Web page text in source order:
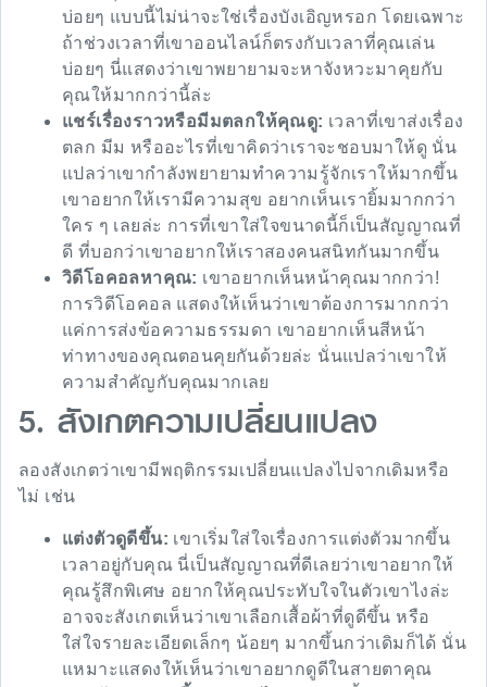
บ่อยๆ แบบนี้ไม่น่าจะใช่เรื่องบังเอิญหรอก โดยเฉพาะ
ถ้าช่วงเวลาที่เขาออนไลน์ก็ตรงกับเวลาที่คุณเล่น
บ่อยๆ นี่แสดงว่าเขาพยายามจะหาจังหวะมาคุยกับ
คุณให้มากกว่านี้ล่ะ
แชร์เรื่องราวหรือมีมตลกให้คุณดู: เวลาที่เขาส่งเรื่อง
ตลก มีม หรืออะไรที่เขาคิดว่าเราจะชอบมาให้ดู นั่น
แปลว่าเขากำลังพยายามทำความรู้จักเราให้มากขึ้น
เขาอยากให้เรามีความสุข อยากเห็นเรายิ้มมากกว่า
ใคร ๆ เลยล่ะ การที่เขาใส่ใจขนาดนี้ก็เป็นสัญญาณที่
ดี ที่บอกว่าเขาอยากให้เราสองคนสนิทกันมากขึ้น
วิดีโอคอลหาคุณ: เขาอยากเห็นหน้าคุณมากกว่า!
การวิดีโอคอล แสดงให้เห็นว่าเขาต้องการมากกว่า
แค่การส่งข้อความธรรมดา เขาอยากเห็นสีหน้า
ท่าทางของคุณตอนคุยกันด้วยล่ะ นั่นแปลว่าเขาให้
ความสำคัญกับคุณมากเลย
5. สังเกตความเปลี่ยนแปลง
ลองสังเกตว่าเขามีพฤติกรรมเปลี่ยนแปลงไปจากเดิมหรือ
ไม่ เช่น
แต่งตัวดูดีขึ้น: เขาเริ่มใส่ใจเรื่องการแต่งตัวมากขึ้น
เวลาอยู่กับคุณ นี่เป็นสัญญาณที่ดีเลยว่าเขาอยากให้
คุณรู้สึกพิเศษ อยากให้คุณประทับใจในตัวเขาไงล่ะ
อาจจะสังเกตเห็นว่าเขาเลือกเสื้อผ้าที่ดูดีขึ้น หรือ
ใส่ใจรายละเอียดเล็กๆ น้อยๆ มากขึ้นกว่าเดิมก็ได้ นั่น
แหมาะแสดงให้เห็นว่าเขาอยากดูดีในสายตาคุณ